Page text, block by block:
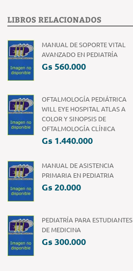
LIBROS RELACIONADOS
MANUAL DE SOPORTE VITAL
AVANZADO EN PEDIATRÍA
Gs 560.000
OFTALMOLOGÍA PEDIÁTRICA
WILL EYE HOSPITAL ATLAS A
COLOR Y SINOPSIS DE
OFTALMOLOGÍA CLÍNICA
Gs 1.440.000
MANUAL DE ASISTENCIA
PRIMARIA EN PEDIATRIA
Gs 20.000
PEDIATRÍA PARA ESTUDIANTES
DE MEDICINA
Gs 300.000